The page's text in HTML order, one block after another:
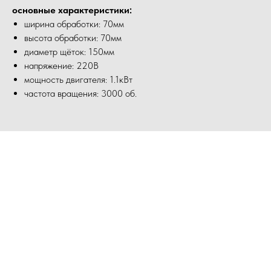
основные характеристики:
ширина обработки: 70мм
высота обработки: 70мм
диаметр щёток: 150мм
напряжение: 220В
мощность двигателя: 1.1кВт
частота вращения: 3000 об.